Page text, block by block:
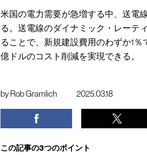
米国の電力需要が急増する中、送電
る。送電線のダイナミック・レーテ
ることで、新規建設費用のわずか1
億ドルのコスト削減を実現できる。
by Rob Gramlich 2025.03.18
この記事の3つのポイント